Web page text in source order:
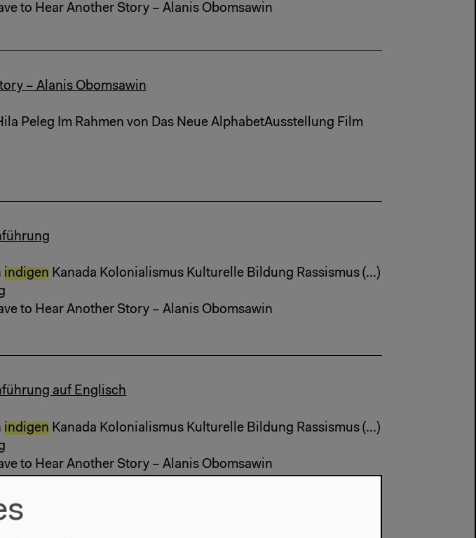
to Hear Another Story – Alanis Obomsawin
– Alanis Obomsawin
Peleg Im Rahmen von Das Neue AlphabetAusstellung Film
indigen Kanada Kolonialismus Kulturelle Bildung Rassismus (...)
to Hear Another Story – Alanis Obomsawin
auf Englisch
indigen Kanada Kolonialismus Kulturelle Bildung Rassismus (...)
to Hear Another Story – Alanis Obomsawin